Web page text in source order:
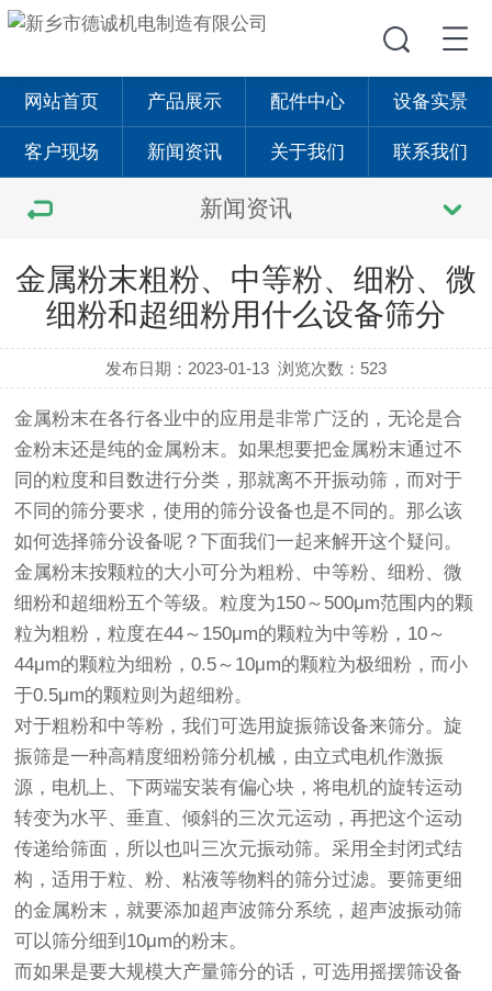
网站首页 产品展示 配件中心 设备实景
客户现场 新闻资讯 关于我们 联系我们
新闻资讯
金属粉末粗粉、中等粉、细粉、微
细粉和超细粉用什么设备筛分
发布日期：2023-01-13 浏览次数：523
金属粉末在各行各业中的应用是非常广泛的，无论是合
金粉末还是纯的金属粉末。如果想要把金属粉末通过不
同的粒度和目数进行分类，那就离不开振动筛 ，而对于
不同的筛分要求，使用的筛分设备也是不同的。那么该
如何选择筛分设备呢？下面我们一起来解开这个疑问。
金属粉末按颗粒的大小可分为粗粉、中等粉、细粉、微
细粉和超细粉五个等级。粒度为150～500μm范围内的颗
粒为粗粉，粒度在44～150μm的颗粒为中等粉，10～
44μm的颗粒为细粉，0.5～10μm的颗粒为极细粉，而小
于0.5μm的颗粒则为超细粉。
对于粗粉和中等粉，我们可选用旋振筛设备来筛分。旋
振筛是一种高精度细粉筛分机械，由立式电机作激振
源，电机上、下两端安装有偏心块，将电机的旋转运动
转变为水平、垂直、倾斜的三次元运动，再把这个运动
传递给筛面，所以也叫三次元振动筛。采用全封闭式结
构，适用于粒、粉、粘液等物料的筛分过滤。要筛更细
的金属粉末，就要添加超声波筛分系统， 超声波振动筛
可以筛分细到10μm的粉末。
而如果是要大规模大产量筛分的话，可选用摇摆筛设备